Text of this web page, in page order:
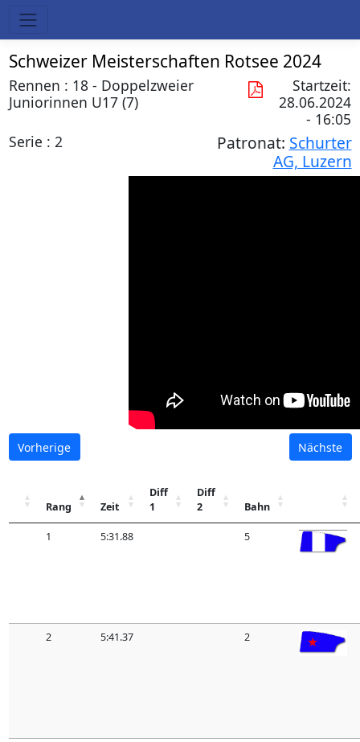
Schweizer Meisterschaften Rotsee 2024
Rennen : 18 - Doppelzweier
Juniorinnen U17 (7)
Startzeit:
28.06.2024
- 16:05
Serie : 2
Patronat: Schurter
AG, Luzern
Vorherige Nächste
Rang Zeit
Diff
1
Diff
2
Bahn
1 5:31.88 5
2 5:41.37 2